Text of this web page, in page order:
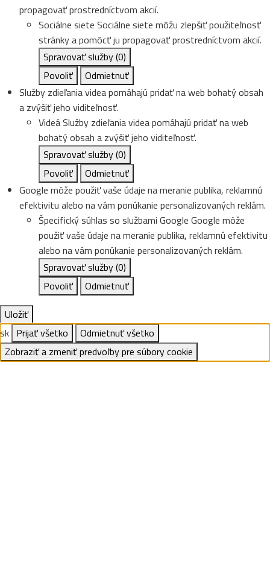
propagovať prostredníctvom akcií.
Sociálne siete Sociálne siete môžu zlepšiť použiteľnosť
stránky a pomôcť ju propagovať prostredníctvom akcií.
Spravovať služby(0)
Povoliť
Odmietnuť
Služby zdieľania videa pomáhajú pridať na web bohatý obsah
a zvýšiť jeho viditeľnosť.
VideáSlužby zdieľania videa pomáhajú pridať na web
bohatý obsah a zvýšiť jeho viditeľnosť.
Spravovať služby(0)
Povoliť
Odmietnuť
Google môže použiť vaše údaje na meranie publika, reklamnú
efektivitu alebo na vám ponúkanie personalizovaných reklám.
Špecifický súhlas so službami Google Google môže
použiť vaše údaje na meranie publika, reklamnú efektivitu
alebo na vám ponúkanie personalizovaných reklám.
Spravovať služby(0)
Povoliť
Odmietnuť
Uložiť
sk Prijať všetko
Odmietnuť všetko
Zobraziť a zmeniť predvoľby pre súbory cookie